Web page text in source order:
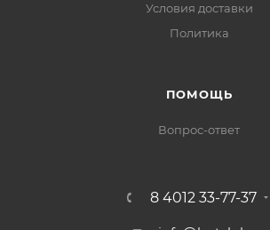
Условия доставки
Политика
ПОМОЩЬ
Вопрос-ответ
8 4012 33-77-37